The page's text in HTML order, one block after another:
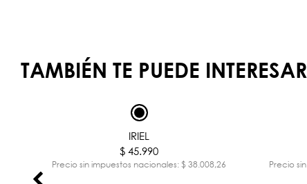
TAMBIÉN TE PUEDE
IRIEL
$ 45.990
Precio sin impuestos nacionales: $ 38.008,26 Precio